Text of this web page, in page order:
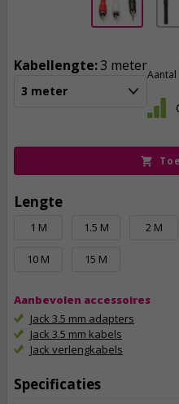
Kabellengte:3 meter
3 meter
Aantal
Lengte
1 M 1.5 M 2 M
10 M 15 M
Aanbevolen accessoires
Jack 3.5 mm adapters
Jack 3.5 mm kabels
Jack verlengkabels
Specificaties